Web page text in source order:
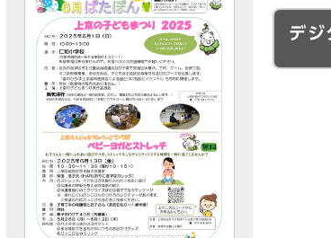
デジ